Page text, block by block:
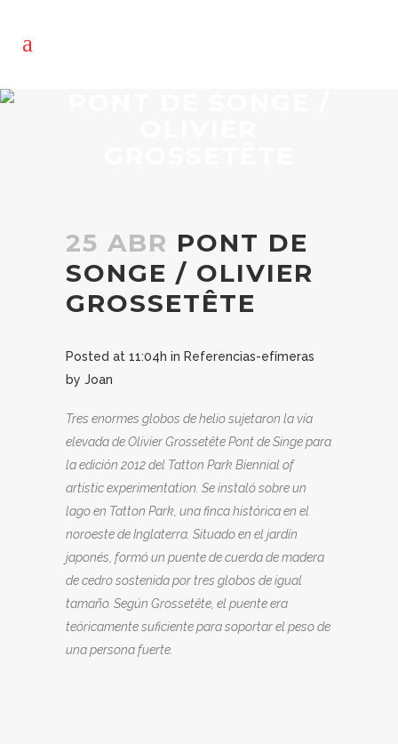
25 ABR PONT DE
SONGE / OLIVIER
GROSSETÊTE
Posted at 11:04h in Referencias-efímeras
by Joan
Tres enormes globos de helio sujetaron la vía
elevada de Olivier Grossetête Pont de Singe para
la edición 2012 del Tatton Park Biennial of
artistic experimentation. Se instaló sobre un
lago en Tatton Park, una finca histórica en el
noroeste de Inglaterra. Situado en el jardín
japonés, formó un puente de cuerda de madera
de cedro sostenida por tres globos de igual
tamaño. Según Grossetête, el puente era
teóricamente suficiente para soportar el peso de
una persona fuerte.